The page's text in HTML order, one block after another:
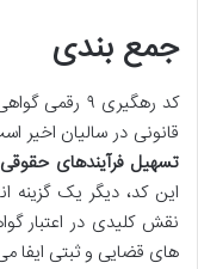
جمع بندی
کد رهگیری ۹
قانونی در سالیان اخیر
تسهیل فرآیندهای حقوقی
این کد، دیگر یک گزینه
نقش کلیدی در اعتبار
های قضایی و ثبتی ایفا